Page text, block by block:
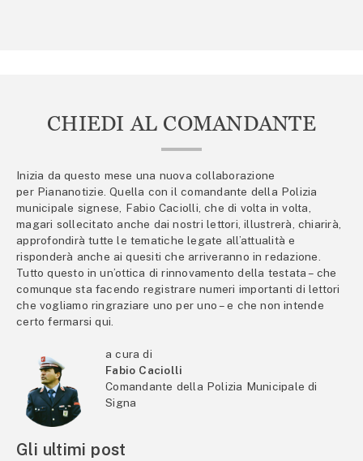
CHIEDI AL COMANDANTE
Inizia da questo mese una nuova collaborazione
per Piananotizie. Quella con il comandante della Polizia
municipale signese, Fabio Caciolli, che di volta in volta,
magari sollecitato anche dai nostri lettori, illustrerà, chiarirà,
approfondirà tutte le tematiche legate all’attualità e
risponderà anche ai quesiti che arriveranno in redazione.
Tutto questo in un’ottica di rinnovamento della testata – che
comunque sta facendo registrare numeri importanti di lettori
che vogliamo ringraziare uno per uno – e che non intende
certo fermarsi qui.
a cura di
Fabio Caciolli
Comandante della Polizia Municipale di
Signa
Gli ultimi post